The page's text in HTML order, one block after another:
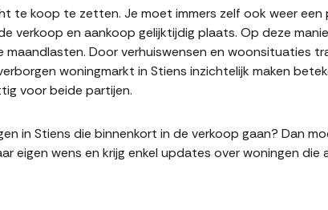
te koop te zetten. Je moet immers zelf ook weer een
verkoop en aankoop gelijktijdig plaats. Op deze
Door verhuiswensen en woonsituaties
woningmarkt in Stiens inzichtelijk maken
voor beide partijen.
in Stiens die binnenkort in de verkoop gaan? Dan
eigen wens en krijg enkel updates over woningen die